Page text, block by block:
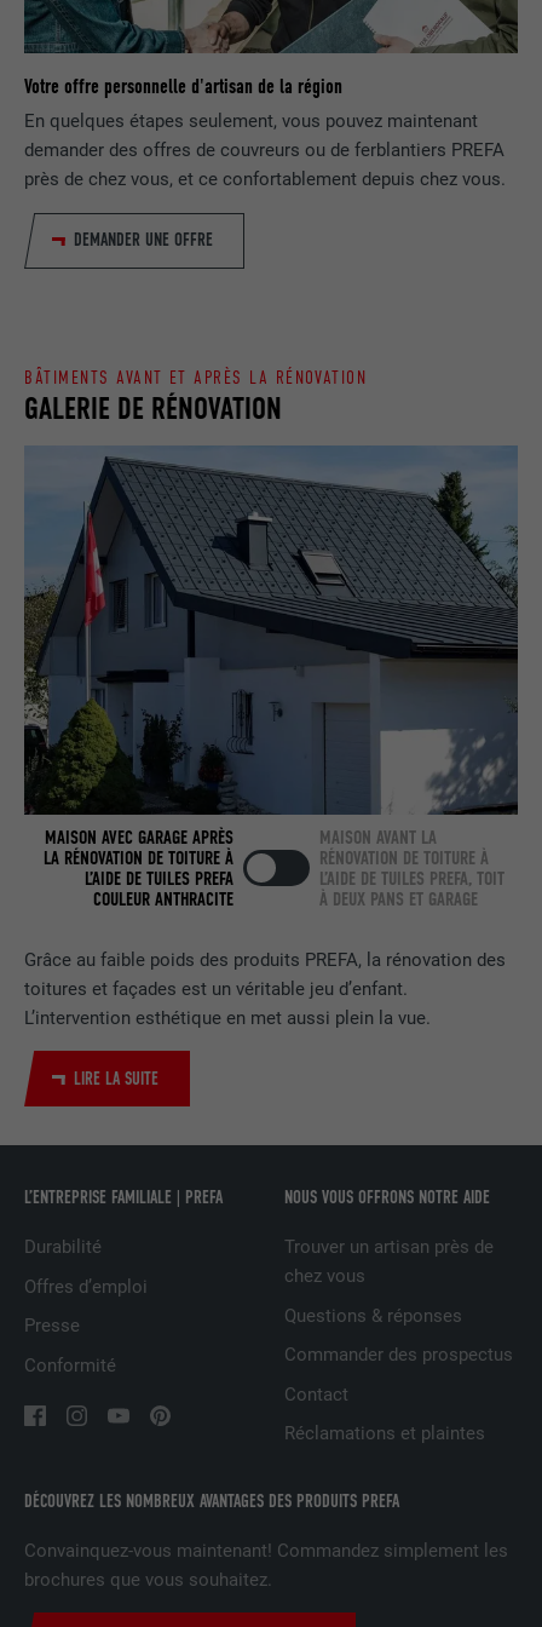
Votre offre personnelle d'artisan de la région
En quelques étapes seulement, vous pouvez maintenant
demander des offres de couvreurs ou de ferblantiers PREFA
près de chez vous, et ce confortablement depuis chez vous.
DEMANDER UNE OFFRE
Grâce au faible poids des produits PREFA, la rénovation des
toitures et façades est un véritable jeu d’enfant.
L’intervention esthétique en met aussi plein la vue.
LIRE LA SUITE
GALERIE DE RÉNOVATION
BÂTIMENTS AVANT ET APRÈS LA RÉNOVATION
MAISON AVEC GARAGE APRÈS
LA RÉNOVATION DE TOITURE À
L’AIDE DE TUILES PREFA
COULEUR ANTHRACITE
MAISON AVANT LA
RÉNOVATION DE TOITURE À
L’AIDE DE TUILES PREFA, TOIT
À DEUX PANS ET GARAGE
DÉCOUVREZ LES NOMBREUX AVANTAGES DES PRODUITS PREFA
Convainquez-vous maintenant! Commandez simplement les
brochures que vous souhaitez.
L’ENTREPRISE FAMILIALE | PREFA
Durabilité
Offres d’emploi
Presse
Conformité
NOUS VOUS OFFRONS NOTRE AIDE
Trouver un artisan près de
chez vous
Questions & réponses
Commander des prospectus
Contact
Réclamations et plaintes
EXPIRATION 1 jour
pour générer des données statistiques
sur la manière dont l'utilisateur utilise le
site Internet.
NOM _gaexp
UTILITÉ
Est placé afin de tester si le navigateur
autorise l'utilisation de cookies. Ne
contient aucun élément d'identification.
NOM lang
FOURNISSEUR ads.linkedin.com
EXPIRATION Session
Enregistre la langue choisie par
l'utilisateur pour un site Internet.
FOURNISSEUR LinkedIn
UTILITÉ
Utilisé par LinkedIn lorsqu'un site
Internet contient une fenêtre « Suivez-
nous » intégrée.
NOM bcookie
FOURNISSEUR LinkedIn
EXPIRATION
UTILITÉ
Utilisé par le service de réseau social
LinkedIn pour suivre l'utilisation de
services intégrés.
FOURNISSEUR LinkedIn
EXPIRATION 2 ans
UTILITÉ
EXPIRATION
UTILITÉ
la publicité adaptée aux préférences de
NOM lidc